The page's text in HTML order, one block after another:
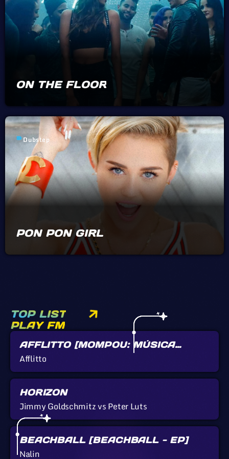
ON THE FLOOR
label Dubstep
PON PON GIRL
TOP LIST
PLAY FM
AFFLITTO [MOMPOU: MÚSICA
CALLADA]
Afflitto
HORIZON
Jimmy Goldschmitz vs Peter Luts
BEACHBALL [BEACHBALL - EP]
Nalin